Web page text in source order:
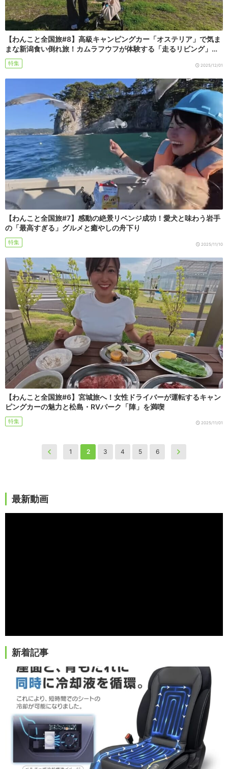
【わんこと全国旅#8】高級キャンピングカー「オステリア」で気ま
まな新潟食い倒れ旅！カムラフウフが体験する「走るリビング」…
特集 2025/12/01
【わんこと全国旅#7】感動の絶景リベンジ成功！愛犬と味わう岩手
の「最高すぎる」グルメと癒やしの舟下り
特集 2025/11/10
【わんこと全国旅#6】宮城旅へ！女性ドライバーが運転するキャン
ピングカーの魅力と松島・RVパーク「陣」を満喫
特集 2025/11/01
1 2 3 4 5 6
最新動画
新着記事